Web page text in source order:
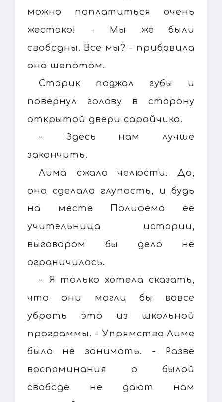
можно поплатиться очень
жестоко! - Мы же были
свободны. Все мы? - прибавила
она шепотом.
Старик поджал губы и
повернул голову в сторону
открытой двери сарайчика.
- Здесь нам лучше
закончить.
Лима сжала челюсти. Да,
она сделала глупость, и будь
на месте Полифема ее
учительница истории,
выговором бы дело не
ограничилось.
- Я только хотела сказать,
что они могли бы вовсе
убрать это из школьной
программы. - Упрямства Лиме
было не занимать. - Разве
воспоминания о былой
свободе не дают нам